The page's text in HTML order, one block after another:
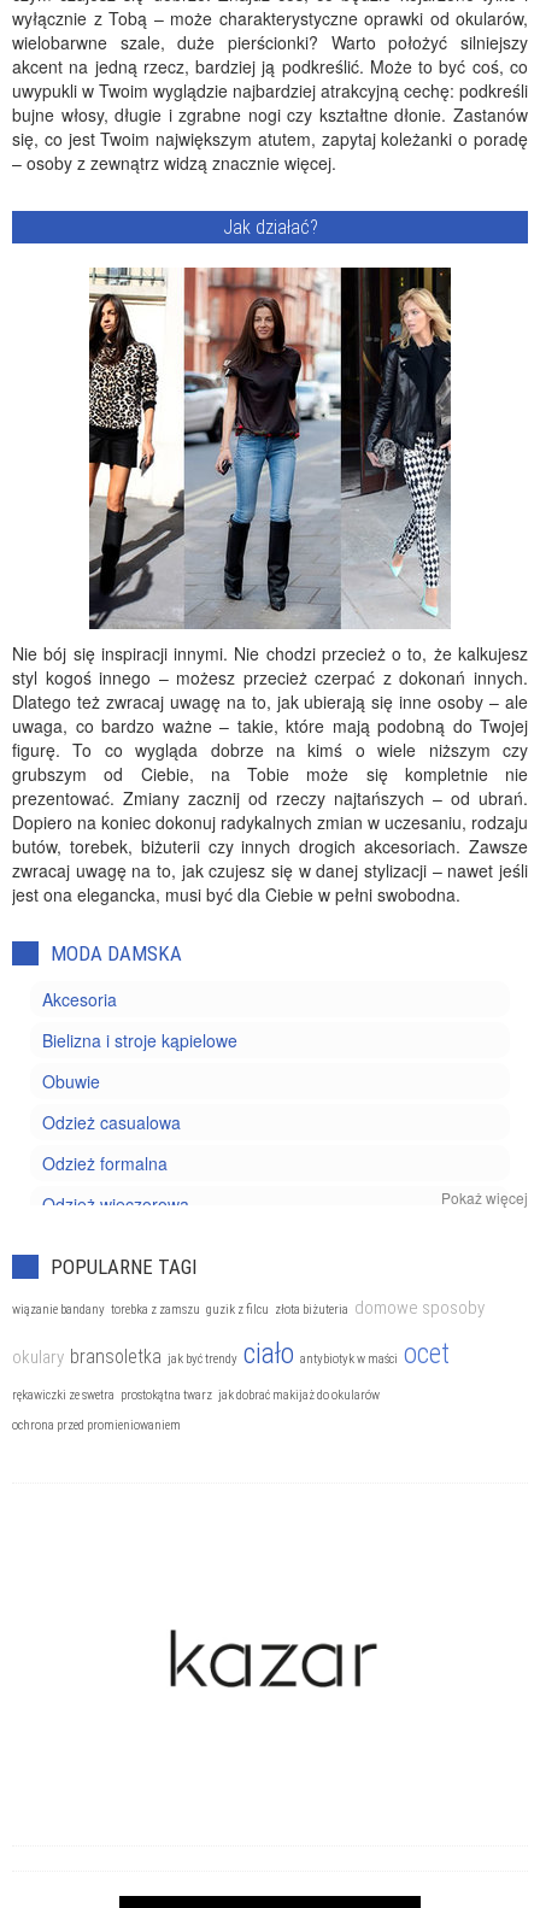
wyłącznie z Tobą – może charakterystyczne oprawki od okularów,
wielobarwne szale, duże pierścionki? Warto położyć silniejszy
akcent na jedną rzecz, bardziej ją podkreślić. Może to być coś, co
uwypukli w Twoim wyglądzie najbardziej atrakcyjną cechę: podkreśli
bujne włosy, długie i zgrabne nogi czy kształtne dłonie. Zastanów
się, co jest Twoim największym atutem, zapytaj koleżanki o poradę
– osoby z zewnątrz widzą znacznie więcej.
Jak działać?
Nie bój się inspiracji innymi. Nie chodzi przecież o to, że kalkujesz
styl kogoś innego – możesz przecież czerpać z dokonań innych.
Dlatego też zwracaj uwagę na to, jak ubierają się inne osoby – ale
uwaga, co bardzo ważne – takie, które mają podobną do Twojej
figurę. To co wygląda dobrze na kimś o wiele niższym czy
grubszym od Ciebie, na Tobie może się kompletnie nie
prezentować. Zmiany zacznij od rzeczy najtańszych – od ubrań.
Dopiero na koniec dokonuj radykalnych zmian w uczesaniu, rodzaju
butów, torebek, biżuterii czy innych drogich akcesoriach. Zawsze
zwracaj uwagę na to, jak czujesz się w danej stylizacji – nawet jeśli
jest ona elegancka, musi być dla Ciebie w pełni swobodna.
MODA DAMSKA
Akcesoria
Bielizna i stroje kąpielowe
Obuwie
Odzież casualowa
Odzież formalna
Odzież wieczorowa
Pokaż więcej
POPULARNE TAGI
wiązanie bandany torebka z zamszu guzik z filcu złota biżuteria domowe sposoby
okulary bransoletka jak być trendy ciało antybiotyk w maści ocet
rękawiczki ze swetra prostokątna twarz jak dobrać makijaż do okularów
ochrona przed promieniowaniem